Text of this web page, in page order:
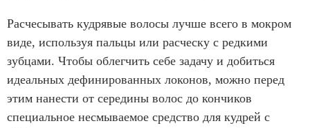
Расчесывать кудрявые волосы лучше всего в мокром
виде, используя пальцы или расческу с редкими
зубцами. Чтобы облегчить себе задачу и добиться
идеальных дефинированных локонов, можно перед
этим нанести от середины волос до кончиков
специальное несмываемое средство для кудрей с